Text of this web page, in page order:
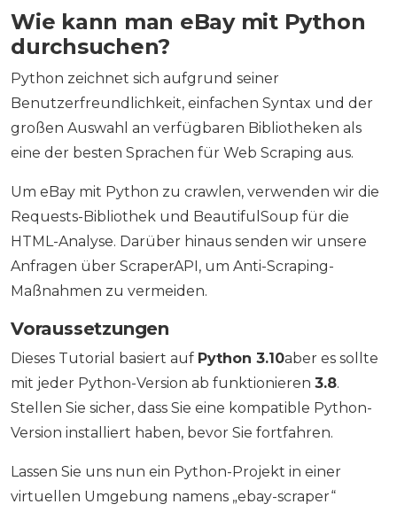
Wie kann man eBay mit Python
durchsuchen?
Python zeichnet sich aufgrund seiner
Benutzerfreundlichkeit, einfachen Syntax und der
großen Auswahl an verfügbaren Bibliotheken als
eine der besten Sprachen für Web Scraping aus.
Um eBay mit Python zu crawlen, verwenden wir die
Requests-Bibliothek und BeautifulSoup für die
HTML-Analyse. Darüber hinaus senden wir unsere
Anfragen über ScraperAPI, um Anti-Scraping-
Maßnahmen zu vermeiden.
Voraussetzungen
Dieses Tutorial basiert auf Python 3.10aber es sollte
mit jeder Python-Version ab funktionieren 3.8.
Stellen Sie sicher, dass Sie eine kompatible Python-
Version installiert haben, bevor Sie fortfahren.
Lassen Sie uns nun ein Python-Projekt in einer
virtuellen Umgebung namens „ebay-scraper“